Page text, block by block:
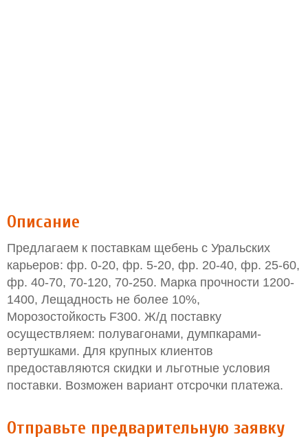
Описание
Предлагаем к поставкам щебень с Уральских
карьеров: фр. 0-20, фр. 5-20, фр. 20-40, фр. 25-60,
фр. 40-70, 70-120, 70-250. Марка прочности 1200-
1400, Лещадность не более 10%,
Морозостойкость F300. Ж/д поставку
осуществляем: полувагонами, думпкарами-
вертушками. Для крупных клиентов
предоставляются скидки и льготные условия
поставки. Возможен вариант отсрочки платежа.
Отправьте предварительную заявку